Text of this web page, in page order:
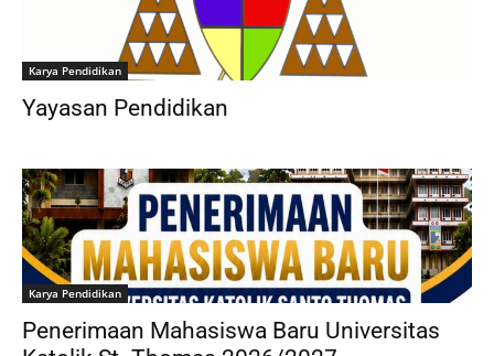
Karya Pendidikan
Yayasan Pendidikan
Karya Pendidikan
Penerimaan Mahasiswa Baru Universitas